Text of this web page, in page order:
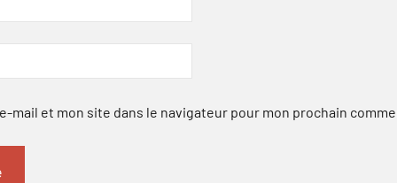
mail et mon site dans le navigateur pour mon prochain